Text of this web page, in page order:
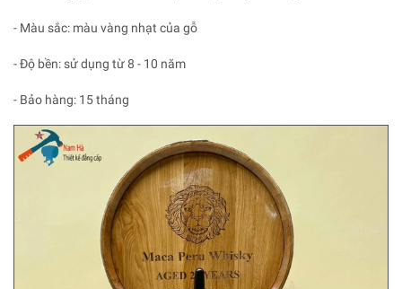
- Màu sắc: màu vàng nhạt của gỗ
- Độ bền: sử dụng từ 8 - 10 năm
- Bảo hàng: 15 tháng